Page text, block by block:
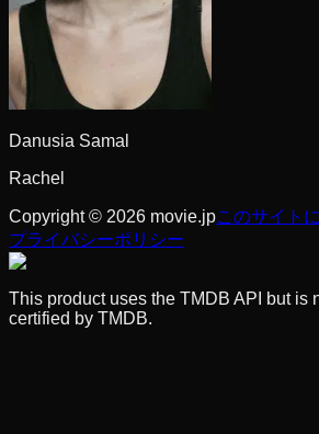
Danusia Samal
Rachel
Copyright © 2026 movie.jpこのサイト
プライバシーポリシー
This product uses the TMDB API but is
certified by TMDB.